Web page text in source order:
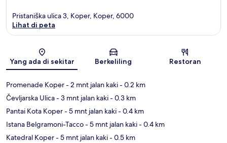
Peta
Pristaniška ulica 3, Koper, Koper, 6000
Lihat di peta
Yang ada di sekitar Berkeliling Restoran
Promenade Koper- 2 mnt jalan kaki- 0.2 km
Čevljarska Ulica- 3 mnt jalan kaki- 0.3 km
Pantai Kota Koper- 5 mnt jalan kaki- 0.4 km
Istana Belgramoni-Tacco- 5 mnt jalan kaki- 0.4 km
Katedral Koper- 5 mnt jalan kaki- 0.5 km